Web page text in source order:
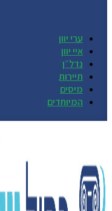
ערי יוון
איי יוון
נדל״ן
תיירות
מיסים
המיוחדים